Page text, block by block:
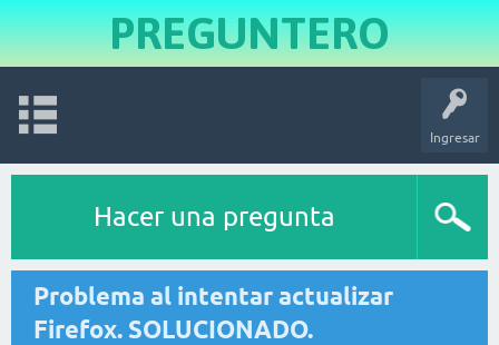
PREGUNTERO
Ingresar
Hacer una pregunta
Problema al intentar actualizar
Firefox. SOLUCIONADO.